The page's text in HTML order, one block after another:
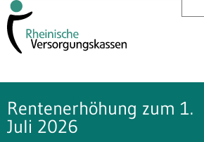
Rentenerhöhung zum 1.
Juli 2026